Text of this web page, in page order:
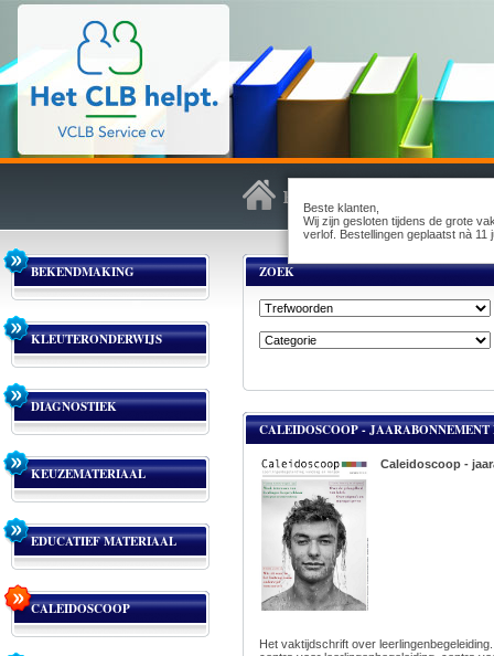
Beste klanten,
Wij zijn gesloten tijdens de grote
verlof. Bestellingen geplaatst nà
BEKENDMAKING
KLEUTERONDERWIJS
DIAGNOSTIEK
KEUZEMATERIAAL
EDUCATIEF MATERIAAL
CALEIDOSCOOP
ZOEK
CALEIDOSCOOP -
Caleidoscoop -
Het vaktijdschrift over